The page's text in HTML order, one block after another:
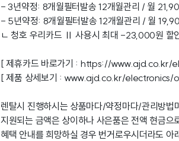
- 3년약정: 8개월필터발송 12개월관리 / 월
- 5년약정: 8개월필터발송 12개월관리 / 월
ㄴ 청호 우리카드 Ⅱ 사용시 최대 -23,000원 할
[ 제휴카드 바로가기 : https://www.ajd.co.kr/
[ 제품 상세보기 : www.ajd.co.kr/
렌탈시 진행하시는 상품마다/약정마다/관리방법
지원되는 금액은 상이하나 사은품은 전액 현금으
혜택 안내를 희망하실 경우 번거로우시더라도 아